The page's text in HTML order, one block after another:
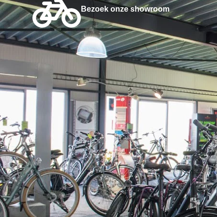
Bezoek onze showroom